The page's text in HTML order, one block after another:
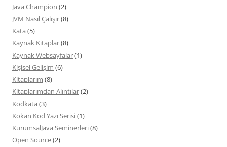
Java Champion (2)
JVM Nasıl Çalışır(8)
Kata (5)
Kaynak Kitaplar(8)
Kaynak Websayfalar(1)
Kişisel Gelişim (6)
Kitaplarım (8)
Kitaplarımdan Alıntılar(2)
Kodkata (3)
Kokan Kod Yazı Serisi(1)
KurumsalJava Seminerleri(8)
Open Source(2)